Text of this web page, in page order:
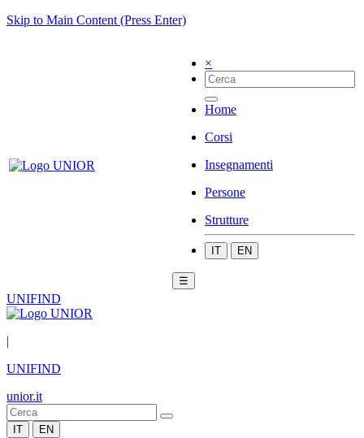
Skip to Main Content (Press Enter)
×
Home
Corsi
Insegnamenti
Persone
Strutture
IT EN
☰
UNIFIND
|
UNIFIND
unior.it
IT EN